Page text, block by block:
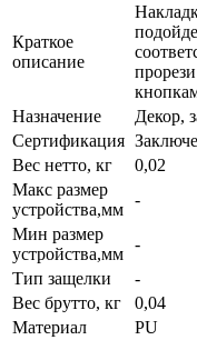
Краткое
описание
Назначение
Декор,
Сертификация
Вес нетто, кг
0,02
Макс размер
устройства,мм
-
Мин размер
устройства,мм
-
Тип защелки
-
Вес брутто, кг
0,04
Материал
PU